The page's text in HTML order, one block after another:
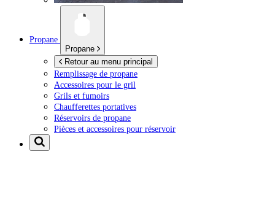
Propane
Propane
Retour au menu principal
Remplissage de propane
Accessoires pour le gril
Grils et fumoirs
Chaufferettes portatives
Réservoirs de propane
Pièces et accessoires pour réservoir